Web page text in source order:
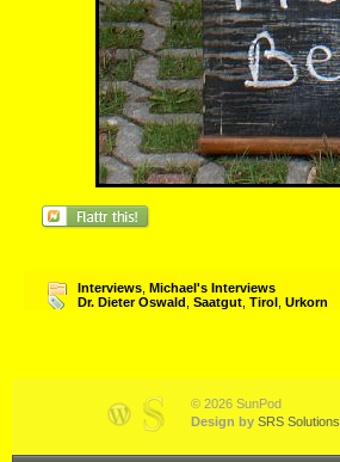
Interviews Michael's Interviews
Dr. Dieter Oswald Saatgut Tirol Urkorn
© 2026 SunPod
Design by SRS Solutions